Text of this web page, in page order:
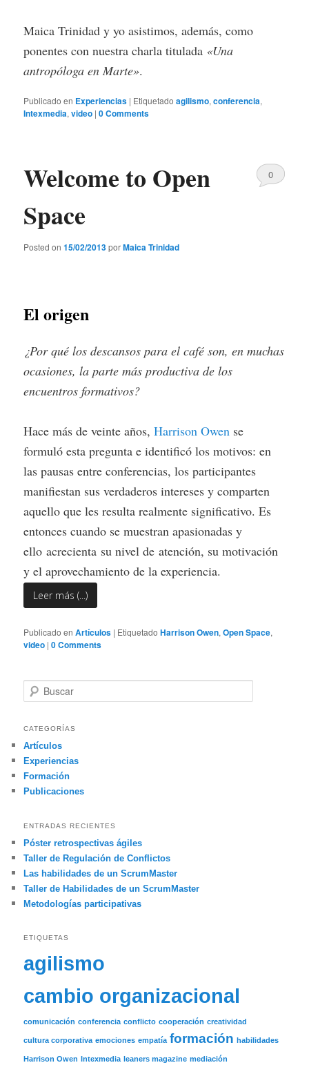
Maica Trinidad y yo asistimos, además, como
ponentes con nuestra charla titulada «Una
antropóloga en Marte».
Publicado en Experiencias | Etiquetado agilismo,conferencia,
Intexmedia,video |0 Comments
Welcome to Open
Space
Posted on15/02/2013porMaica Trinidad
0
El origen
¿Por qué los descansos para el café son, en muchas
ocasiones, la parte más productiva de los
encuentros formativos?
Hace más de veinte años,Harrison Owen se
formuló esta pregunta e identificó los motivos: en
las pausas entre conferencias, los participantes
manifiestan sus verdaderos intereses y comparten
aquello que les resulta realmente significativo. Es
entonces cuando se muestran apasionadas y
ello acrecienta su nivel de atención, su motivación
y el aprovechamiento de la experiencia.
Leer más (...)
Publicado en Artículos | Etiquetado Harrison Owen,Open Space,
video |0 Comments
u
c
r
CATEGORÍAS
Artículos
Experiencias
Formación
Publicaciones
ENTRADAS RECIENTES
Póster retrospectivas ágiles
Taller de Regulación de Conflictos
Las habilidades de un ScrumMaster
Taller de Habilidades de un ScrumMaster
Metodologías participativas
ETIQUETAS
agilismo
cambio organizacional
comunicación conferencia conflicto cooperación creatividad
cultura corporativa emociones empatía formación habilidades
Harrison Owen Intexmedia leaners magazine mediación